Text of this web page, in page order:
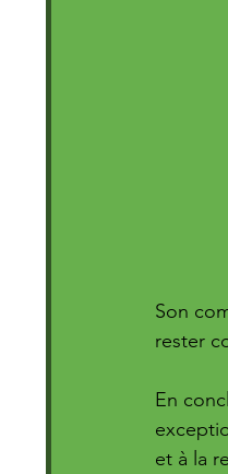
Son
rester
En
et à la